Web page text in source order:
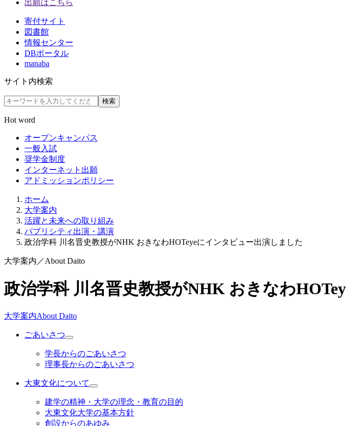
出願はこちら
寄付サイト
図書館
情報センター
DBポータル
manaba
サイト内検索
検索
Hot word
オープンキャンパス
一般入試
奨学金制度
インターネット出願
アドミッションポリシー
ホーム
大学案内
活躍と未来への取り組み
パブリシティ出演・講演
政治学科 川名晋史教授がNHK おきなわHOTeyeにインタビュー出演しました
大学案内 ／About Daito
政治学科 川名晋史教授がNHK おきなわ
大学案内About Daito
ごあいさつ
学長からのごあいさつ
理事長からのごあいさつ
大東文化について
建学の精神・大学の理念・教育の目的
大東文化大学の基本方針
創設からのあゆみ